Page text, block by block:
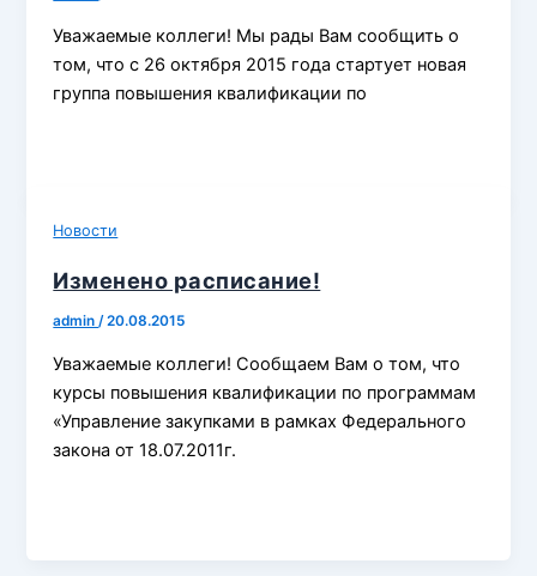
Уважаемые коллеги! Мы рады Вам сообщить о
том, что с 26 октября 2015 года стартует новая
группа повышения квалификации по
Новости
Изменено расписание!
admin/20.08.2015
Уважаемые коллеги! Сообщаем Вам о том, что
курсы повышения квалификации по программам
«Управление закупками в рамках Федерального
закона от 18.07.2011г.